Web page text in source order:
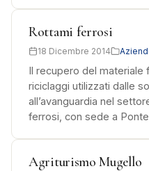
Rottami ferrosi
18 Dicembre 2014
Il recupero del materiale
riciclaggi utilizzati dalle
all’avanguardia nel
ferrosi, con sede a
Agriturismo Mugello